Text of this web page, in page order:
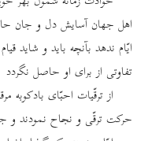
اهل جهان آسایش دل و جان
ایّام ندهد بآنچه باید و شاید
تفاوتی از برای او حاصل نگردد
از ترقّیات احبّای بادکوبه
حرکت ترقّی و نجاح نمودند و